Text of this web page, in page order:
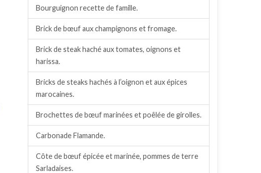
Bourguignon recette de famille.
Brick de bœuf aux champignons et fromage.
Brick de steak haché aux tomates, oignons et
harissa.
Bricks de steaks hachés à l’oignon et aux épices
marocaines.
Brochettes de bœuf marinées et poêlée de girolles.
Carbonade Flamande.
Côte de bœuf épicée et marinée, pommes de terre
Sarladaises.